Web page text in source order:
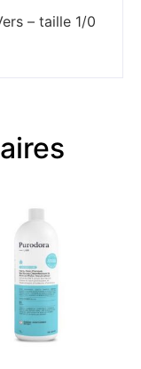
– taille 1/0